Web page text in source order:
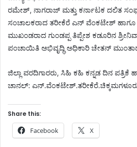
ರಮೇಶ್, ನಾಗರಾಜ್ ಮತ್ತು ಕರ್ನಾಟಕ ದಲಿತ
ಸಂಚಾಲಕರಾದ ತರೀಕೆರೆ ಎನ್ ವೆಂಕಟೇಶ್
ಮುಖಂಡರಾದ ಗುಂಡಪ್ಪ ತಿಪ್ಪೇಶ ಕಡೂರಿನ
ಪಂಚಾಯಿತಿ ಅಭಿವೃದ್ಧಿ ಅಧಿಕಾರಿ ಚೇತನ್
ಜಿಲ್ಲಾ ವರದಿಗಾರರು, ಸಿಹಿ ಕಹಿ ಕನ್ನಡ ದಿನ ಪತ್ರಿಕೆ
ಚಾನಲ್:
Share this:
Facebook X